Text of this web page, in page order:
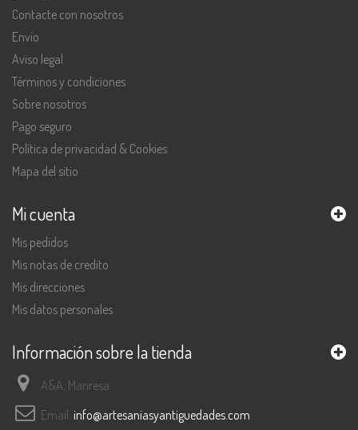
Contacte con nosotros
Envío
Aviso legal
Términos y condiciones
Sobre nosotros
Pago seguro
Política de privacidad & Cookies
Mapa del sitio
Mi cuenta
Mis pedidos
Mis notas de credito
Mis direcciones
Mis datos personales
Información sobre la tienda
A&A, Manresa
Email: info@artesaniasyantiguedades.com